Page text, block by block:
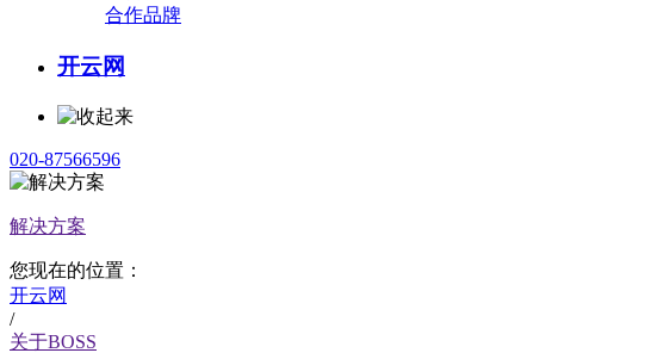
合作品牌
开云网
020-87566596
解决方案
您现在的位置：
开云网
/
关于BOSS